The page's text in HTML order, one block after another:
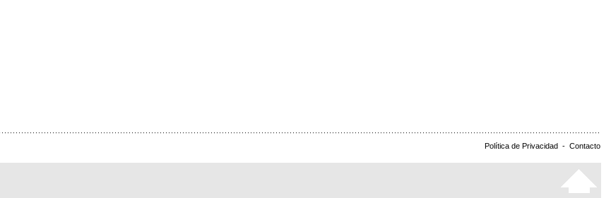
Política de Privacidad - Contacto